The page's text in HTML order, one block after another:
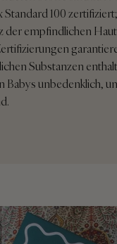
Standard 100
der empfindlichen
Substanzen
Babys unbedenklich,